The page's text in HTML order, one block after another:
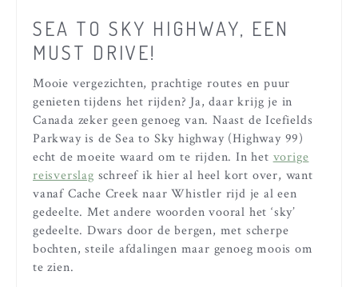
SEA TO SKY HIGHWAY, EEN
MUST DRIVE!
Mooie vergezichten, prachtige routes en puur
genieten tijdens het rijden? Ja, daar krijg je in
Canada zeker geen genoeg van. Naast de Icefields
Parkway is de Sea to Sky highway (Highway 99)
echt de moeite waard om te rijden. In het vorige
reisverslag schreef ik hier al heel kort over, want
vanaf Cache Creek naar Whistler rijd je al een
gedeelte. Met andere woorden vooral het ‘sky’
gedeelte. Dwars door de bergen, met scherpe
bochten, steile afdalingen maar genoeg moois om
te zien.